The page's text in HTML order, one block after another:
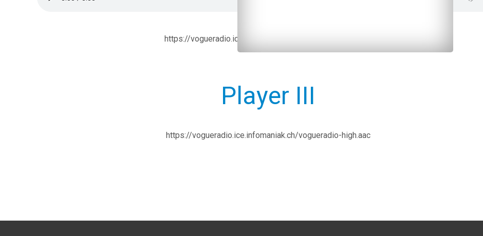
https://vogueradio.ice.infomaniak.ch/vogueradio-high.mp3
Player III
https://vogueradio.ice.infomaniak.ch/vogueradio-high.aac